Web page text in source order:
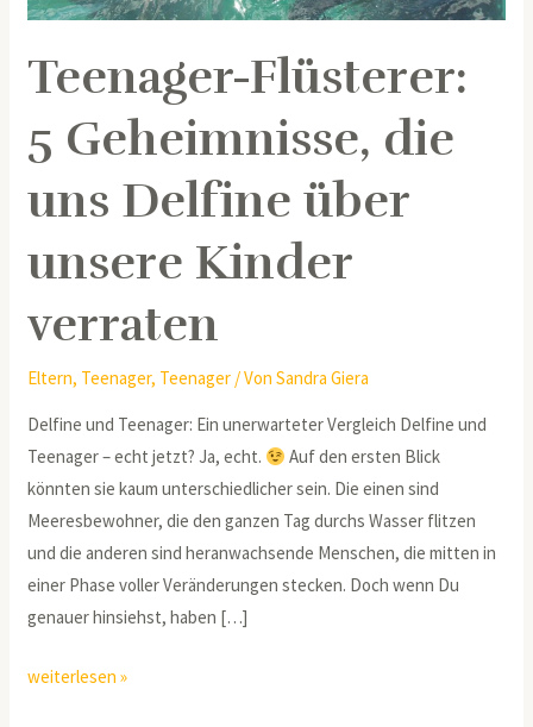
Teenager-Flüsterer:
5 Geheimnisse, die
uns Delfine über
unsere Kinder
verraten
Eltern, Teenager, Teenager / VonSandra Giera
Delfine und Teenager: Ein unerwarteter Vergleich Delfine und
Teenager – echt jetzt? Ja, echt.
Auf den ersten Blick
könnten sie kaum unterschiedlicher sein. Die einen sind
Meeresbewohner, die den ganzen Tag durchs Wasser flitzen
und die anderen sind heranwachsende Menschen, die mitten in
einer Phase voller Veränderungen stecken. Doch wenn Du
genauer hinsiehst, haben […]
über
Kinder
verraten
weiterlesen »